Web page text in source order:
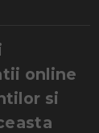
online
si